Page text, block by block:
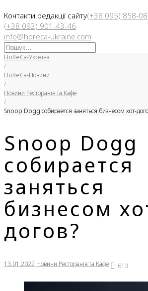
Контакти редакції сайту(+38 095) 858-
(+38 093) 901-43-46
info@horeca-ukraine.com
Искать:
HoReCa-Україна
/
HoReCa-Новини
/
Новини Ресторанів та Кафе
/
Snoop Dogg собирается заняться бизнесом хот-
Snoop Dogg
собирается
заняться
бизнесом
догов?
13.01.2022 Новини Ресторанів та Кафе 613